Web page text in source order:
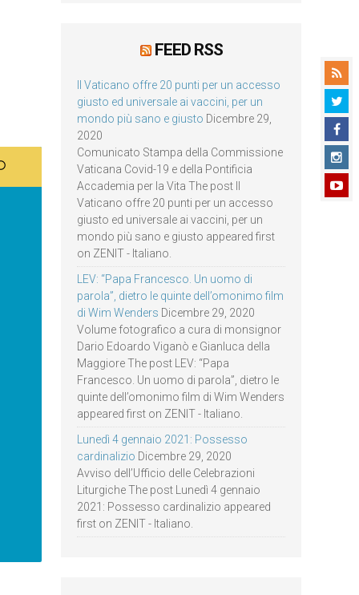
FEED RSS
Il Vaticano offre 20 punti per un accesso
giusto ed universale ai vaccini, per un
mondo più sano e giusto Dicembre 29,
2020
Comunicato Stampa della Commissione
Vaticana Covid-19 e della Pontificia
Accademia per la Vita The post Il
Vaticano offre 20 punti per un accesso
giusto ed universale ai vaccini, per un
mondo più sano e giusto appeared first
on ZENIT - Italiano.
LEV: “Papa Francesco. Un uomo di
parola”, dietro le quinte dell’omonimo film
di Wim Wenders Dicembre 29, 2020
Volume fotografico a cura di monsignor
Dario Edoardo Viganò e Gianluca della
Maggiore The post LEV: “Papa
Francesco. Un uomo di parola”, dietro le
quinte dell’omonimo film di Wim Wenders
appeared first on ZENIT - Italiano.
Lunedì 4 gennaio 2021: Possesso
cardinalizio Dicembre 29, 2020
Avviso dell’Ufficio delle Celebrazioni
Liturgiche The post Lunedì 4 gennaio
2021: Possesso cardinalizio appeared
first on ZENIT - Italiano.